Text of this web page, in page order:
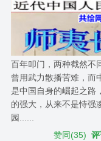
百年叩门，两种截然不
曾用武力散播苦难，而
是中国自身的崛起之路
的强大，从来不是恃强
园......
赞同(35)